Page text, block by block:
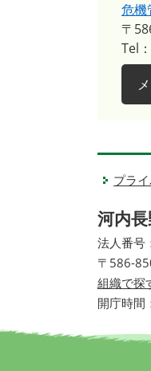
危機
〒
Tel
プラ
河内
法人番
〒586-
組織で探
開庁時間